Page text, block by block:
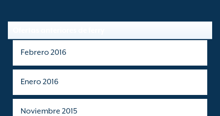
Febrero 2016
Enero 2016
Noviembre 2015